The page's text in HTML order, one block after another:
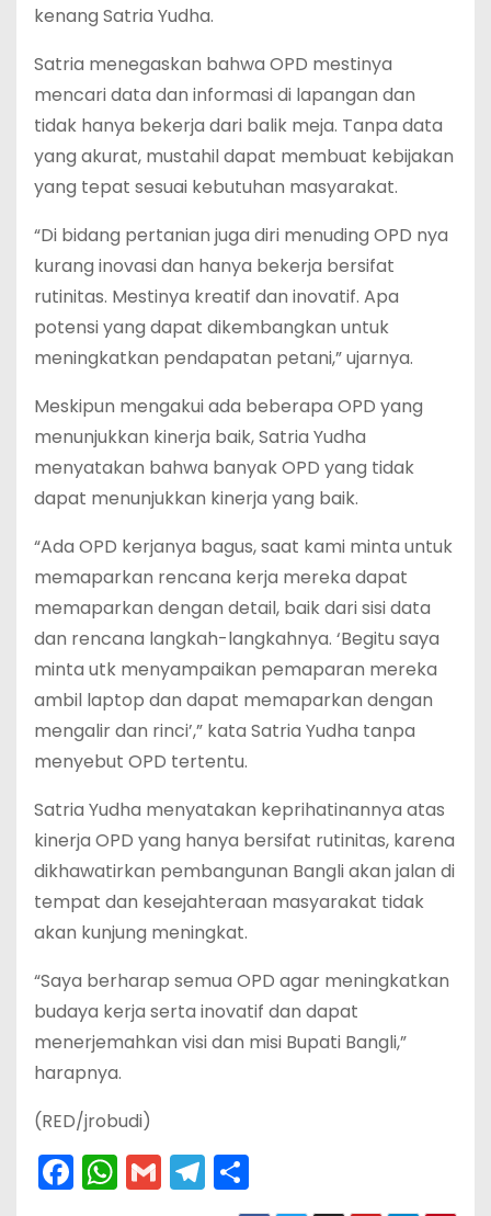
kenang Satria Yudha.
Satria menegaskan bahwa OPD mestinya
mencari data dan informasi di lapangan dan
tidak hanya bekerja dari balik meja. Tanpa data
yang akurat, mustahil dapat membuat kebijakan
yang tepat sesuai kebutuhan masyarakat.
“Di bidang pertanian juga diri menuding OPD nya
kurang inovasi dan hanya bekerja bersifat
rutinitas. Mestinya kreatif dan inovatif. Apa
potensi yang dapat dikembangkan untuk
meningkatkan pendapatan petani,” ujarnya.
Meskipun mengakui ada beberapa OPD yang
menunjukkan kinerja baik, Satria Yudha
menyatakan bahwa banyak OPD yang tidak
dapat menunjukkan kinerja yang baik.
“Ada OPD kerjanya bagus, saat kami minta untuk
memaparkan rencana kerja mereka dapat
memaparkan dengan detail, baik dari sisi data
dan rencana langkah-langkahnya. ‘Begitu saya
minta utk menyampaikan pemaparan mereka
ambil laptop dan dapat memaparkan dengan
mengalir dan rinci’,” kata Satria Yudha tanpa
menyebut OPD tertentu.
Satria Yudha menyatakan keprihatinannya atas
kinerja OPD yang hanya bersifat rutinitas, karena
dikhawatirkan pembangunan Bangli akan jalan di
tempat dan kesejahteraan masyarakat tidak
akan kunjung meningkat.
“Saya berharap semua OPD agar meningkatkan
budaya kerja serta inovatif dan dapat
menerjemahkan visi dan misi Bupati Bangli,”
harapnya.
(RED/jrobudi)
F W G T